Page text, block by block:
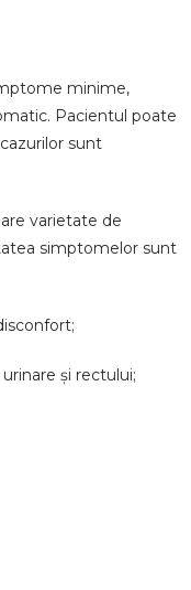
minime,
Pacientul poate
sunt
varietate de
simptomelor sunt
și rectului;